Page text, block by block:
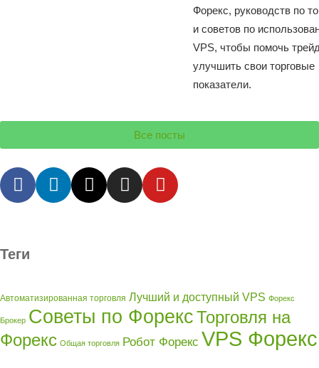
Форекс, руководств по
и советов по
VPS, чтобы помочь
улучшить свои торговые
показатели.
Все посты
Теги
Автоматизированная торговля Лучший и доступный VPS Форекс
Брокер Советы по ФорексТорговля на
Форекс Общая торговля Робот Форекс VPS Форекс